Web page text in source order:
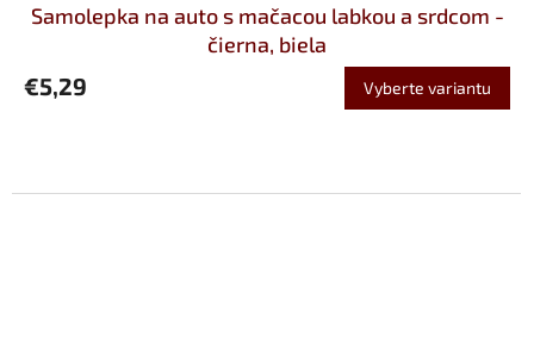
Samolepka na auto s mačacou labkou a srdcom -
čierna, biela
€5,29 Vyberte variantu